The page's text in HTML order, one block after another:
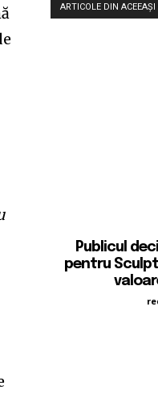
ARTICOLE DIN ACEEAȘI
Publicul
pentru